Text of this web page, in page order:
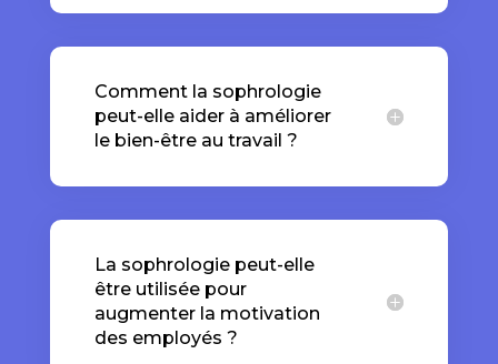
Comment la sophrologie
peut-elle aider à améliorer
le bien-être au travail ?
La sophrologie peut-elle
être utilisée pour
augmenter la motivation
des employés ?